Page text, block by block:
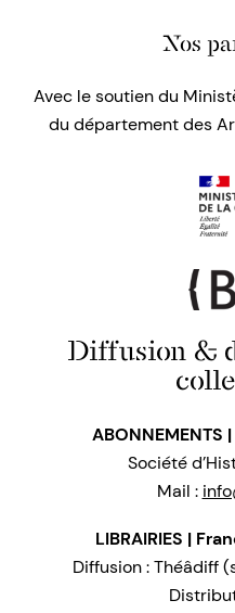
Nos
Avec le soutien du
du département des
Diffusion &
Société
Mail :
LIBRAIRIES |
Diffusion : Théâdiff